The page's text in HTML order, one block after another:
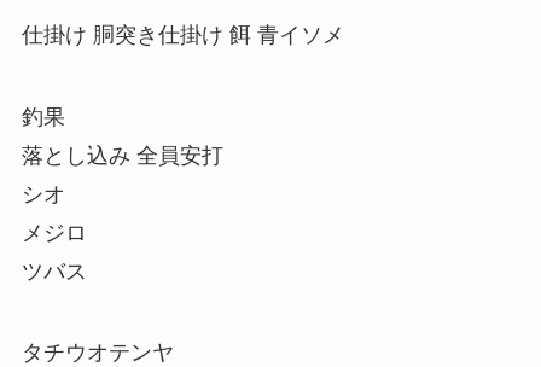
仕掛け 胴突き仕掛け 餌 青イソメ
釣果
落とし込み 全員安打
シオ
メジロ
ツバス
タチウオテンヤ